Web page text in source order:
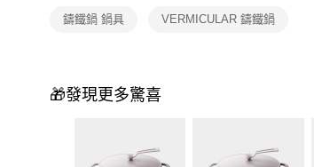
鑄鐵鍋 鍋具 VERMICULAR 鑄鐵鍋
🎁發現更多驚喜